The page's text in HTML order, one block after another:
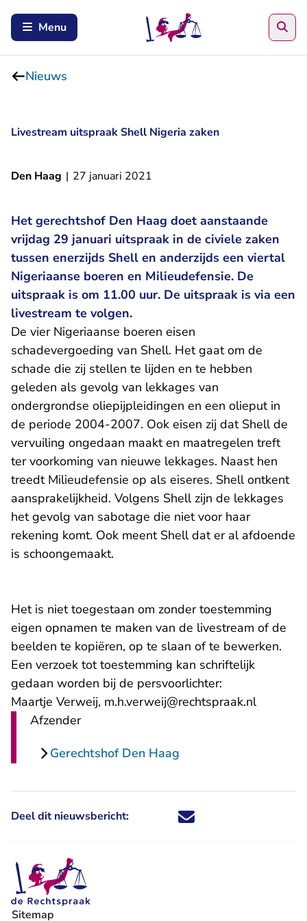
Menu
Nieuws
Livestream uitspraak Shell Nigeria zaken
Den Haag | 27 januari 2021
Het gerechtshof Den Haag doet aanstaande
vrijdag 29 januari uitspraak in de civiele zaken
tussen enerzijds Shell en anderzijds een viertal
Nigeriaanse boeren en Milieudefensie. De
uitspraak is om 11.00 uur. De uitspraak is via een
livestream te volgen.
De vier Nigeriaanse boeren eisen
schadevergoeding van Shell. Het gaat om de
schade die zij stellen te lijden en te hebben
geleden als gevolg van lekkages van
ondergrondse oliepijpleidingen en een olieput in
de periode 2004-2007. Ook eisen zij dat Shell de
vervuiling ongedaan maakt en maatregelen treft
ter voorkoming van nieuwe lekkages. Naast hen
treedt Milieudefensie op als eiseres. Shell ontkent
aansprakelijkheid. Volgens Shell zijn de lekkages
het gevolg van sabotage die niet voor haar
rekening komt. Ook meent Shell dat er al afdoende
is schoongemaakt.
Het is niet toegestaan om zonder toestemming
eigen opnamen te maken van de livestream of de
beelden te kopiëren, op te slaan of te bewerken.
Een verzoek tot toestemming kan schriftelijk
gedaan worden bij de persvoorlichter:
Maartje Verweij, m.h.verweij@rechtspraak.nl- U
Afzender
Gerechtshof Den Haag
Deel dit nieuwsbericht: Deel dit nieuwsbericht via X -
Deel dit nieuwsbericht via
Deel dit nieuwsbericht
Deel dit
Sitemap